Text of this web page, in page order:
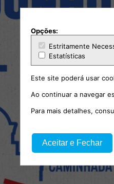
Opções:
Estritamente
Estatísticas
Este site poderá usar
Ao continuar a navegar
Para mais detalhes,
Aceitar e Fechar